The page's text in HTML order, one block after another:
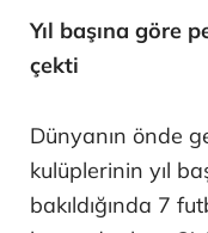
Yıl başına göre
çekti
Dünyanın önde
kulüplerinin yıl
bakıldığında 7